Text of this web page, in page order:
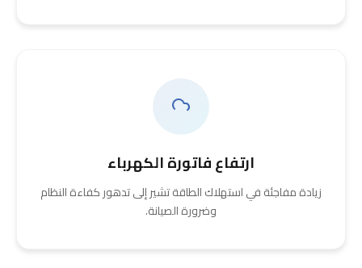
ارتفاع فاتورة الكهرباء
زيادة مفاجئة في استهلاك الطاقة تشير إلى تدهور كفاءة النظام
وضرورة الصيانة.